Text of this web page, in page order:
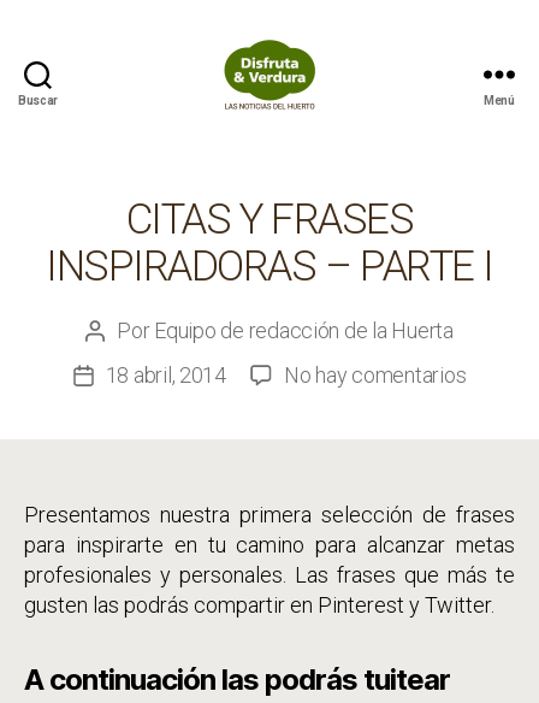
Buscar Menú
CITAS Y FRASES
INSPIRADORAS – PARTE I
Autor
de
Por Equipo de redacción de la Huerta
Fecha
18 abril, 2014 No hay comentariosen
–
Parte
I
Presentamos nuestra primera selección de frases
para inspirarte en tu camino para alcanzar metas
profesionales y personales. Las frases que más te
gusten las podrás compartir en Pinterest y Twitter.
A continuación las podrás tuitear